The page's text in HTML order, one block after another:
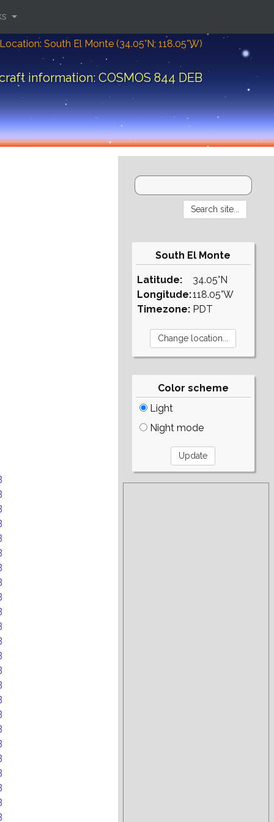
Location: South El Monte (34.05°N; 118.05°W)
information: COSMOS 844 DEB
South El Monte
Latitude:
Longitude:
Timezone:
34.05°N
118.05°W
PDT
Color scheme
Light
Night mode